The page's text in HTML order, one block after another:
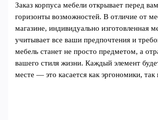
Заказ корпуса мебели открывает перед
горизонты возможностей. В отличие от
магазине, индивидуально изготовленная
учитывает все ваши предпочтения и
мебель станет не просто предметом, а
вашего стиля жизни. Каждый элемент
месте — это касается как эргономики, так